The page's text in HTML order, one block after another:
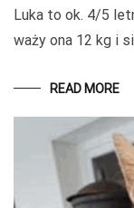
Luka to ok. 4/5
waży ona 12 kg i
READ MORE